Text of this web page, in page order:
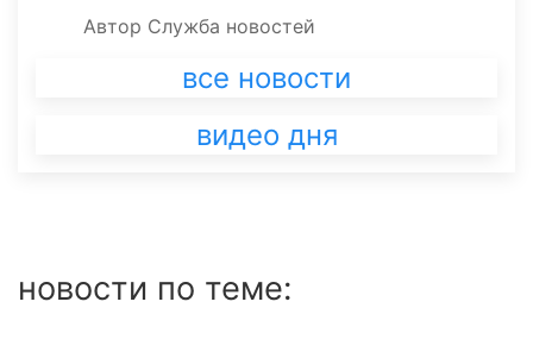
Автор Служба новостей
все новости
видео дня
новости по теме: